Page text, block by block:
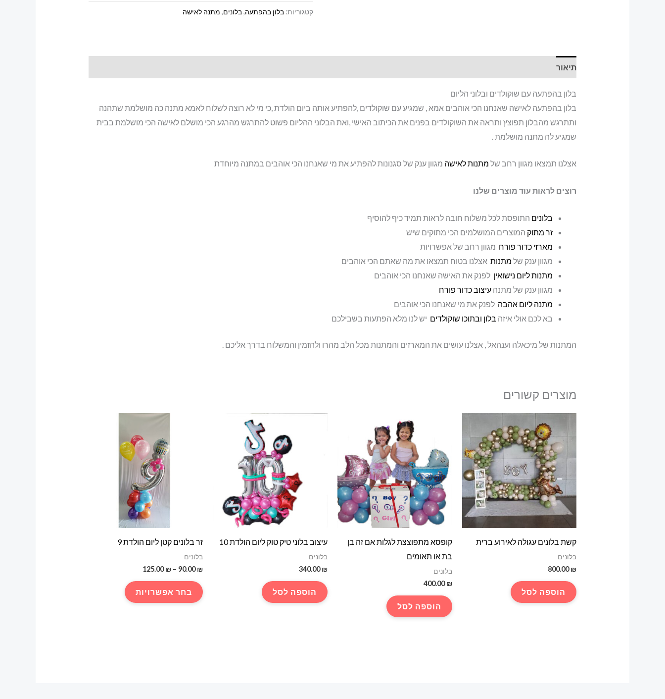
קטגוריות:בלון בהפתעה,בלונים, מתנה לאישה
תיאור
בלון בהפתעה עם שוקולדים ובלוני הליום
בלון בהפתעה לאישה שאנחנו הכי אוהבים אמא , שמגיע עם שוקולדים ,להפתיע אותה ביום הולדת ,כי מי לא רוצה לשלוח לאמא מתנה כה מושלמת שתהנה
ותתרגש מהבלון תפוצץ ותראה את השוקולדים בפנים את הכיתוב האישי ,ואת הבלוני ההליום פשוט להתרגש מהרגע הכי מושלם לאישה הכי מושלמת בבית
שמגיע לה מתנה מושלמת .
אצלנו תמצאו מגוון רחב של מתנות לאישה מגוון ענק של סגנונות להפתיע את מי שאנחנו הכי אוהבים במתנה מיוחדת
רוצים לראות עוד מוצרים שלנו
בלונים התופסת לכל משלוח חובה לראות תמיד כיף להוסיף
זר מתוק המוצרים המושלמים הכי מתוקים שיש
מארזי כדור פורח מגוון רחב של אפשרויות
מגוון ענק של מתנות אצלנו בטוח תמצאו את מה שאתם הכי אוהבים
מתנות ליום נישואין לפנק את האישה שאנחנו הכי אוהבים
מגוון ענק של מתנה עיצוב כדור פורח
מתנה ליום אהבה לפנק את מי שאנחנו הכי אוהבים
בא לכם אולי איזה בלון ובתוכו שוקולדים יש לנו מלא הפתעות בשבילכם
המתנות של מיכאלה וענהאל , אצלנו עושים את המארזים והמתנות מכל הלב מהרו ולהזמין והמשלוח בדרך אליכם .
מוצרים קשורים
קשת בלונים עגולה לאירוע ברית
בלונים
800.00₪
הוספה לסל
קופסא מתפוצצת לגלות אם זה בן
בת או תאומים
בלונים
400.00₪
הוספה לסל
עיצוב בלוני טיק טוק ליום הולדת 10
בלונים
340.00₪
הוספה לסל
זר בלונים קטן ליום הולדת 9
בלונים
90.00₪
–
125.00₪
טווח
עד
⁦125.00 ₪⁩
בחר אפשרויות
זה